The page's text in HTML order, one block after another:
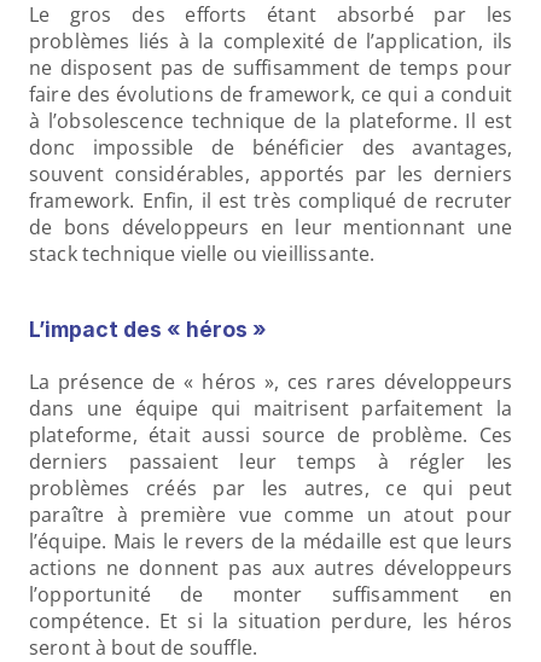
Le gros des efforts étant absorbé par les
problèmes liés à la complexité de l’application, ils
ne disposent pas de suffisamment de temps pour
faire des évolutions de framework, ce qui a conduit
à l’obsolescence technique de la plateforme. Il est
donc impossible de bénéficier des avantages,
souvent considérables, apportés par les derniers
framework. Enfin, il est très compliqué de recruter
de bons développeurs en leur mentionnant une
stack technique vielle ou vieillissante.
L’impact des « héros »
La présence de « héros », ces rares développeurs
dans une équipe qui maitrisent parfaitement la
plateforme, était aussi source de problème. Ces
derniers passaient leur temps à régler les
problèmes créés par les autres, ce qui peut
paraître à première vue comme un atout pour
l’équipe. Mais le revers de la médaille est que leurs
actions ne donnent pas aux autres développeurs
l’opportunité de monter suffisamment en
compétence. Et si la situation perdure, les héros
seront à bout de souffle.